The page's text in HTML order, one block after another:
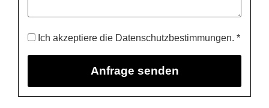
Ich akzeptiere die Datenschutzbestimmungen. *